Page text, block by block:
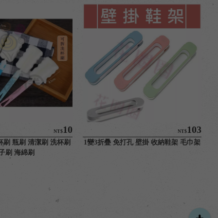
NT$10
刷 瓶刷 清潔刷 洗杯刷
刷 海綿刷
NT$103
1變3折疊 免打孔 壁掛 收納鞋架 毛巾架